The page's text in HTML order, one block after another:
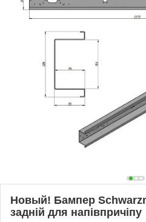
Новый! Бампер
задній для напівпричіпу